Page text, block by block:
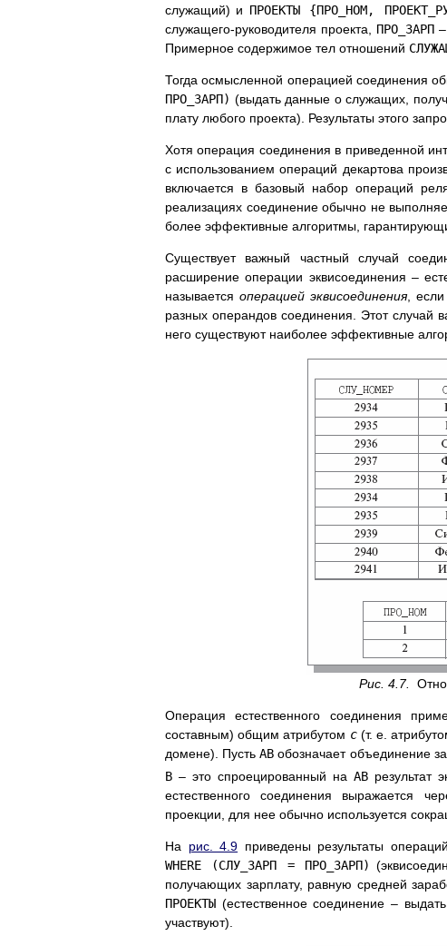
служащий) и ПРОЕКТЫ {ПРО_НОМ,
служащего-руководителя проекта, ПРО_ЗАРП–
Примерное содержимое тел отношений
Тогда осмысленной операцией соединения
ПРО_ЗАРП) (выдать данные о служащих,
плату любого проекта). Результаты этого
Хотя операция соединения в приведенной
с использованием операций декартова
включается в базовый набор операций
реализациях соединение обычно не
более эффективные алгоритмы,
Существует важный частный случай
расширение операции эквисоединения –
называется операцией эквисоединения, если
разных операндов соединения. Этот случай
него существуют наиболее эффективные
Рис. 4.7.
Операция естественного соединения
составным) общим атрибутом c(т. е.
домене). ПустьAB обозначает объединение
B – это спроецированный на ABрезультат
естественного соединения выражается
проекции, для нее обычно используется
На рис. 4.9 приведены результаты
WHERE (СЛУ_ЗАРП = ПРО_ЗАРП)
получающих зарплату, равную средней
ПРОЕКТЫ (естественное соединение –
участвуют).